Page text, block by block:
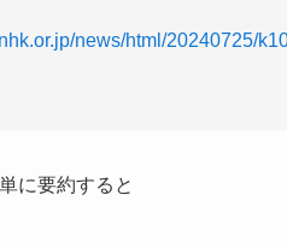
news/html/20240725/
に要約すると